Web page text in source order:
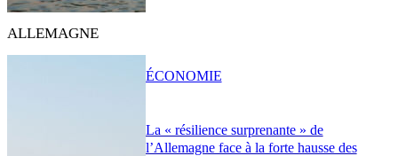
ALLEMAGNE
La « résilience surprenante » de
l’Allemagne face à la forte hausse des
ÉCONOMIE